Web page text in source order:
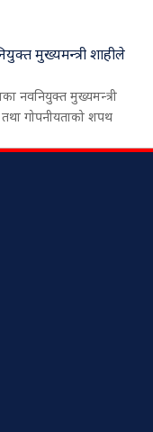
मुख्यमन्त्री शाहीले
नवनियुक्त मुख्यमन्त्री
गोपनीयताको शपथ